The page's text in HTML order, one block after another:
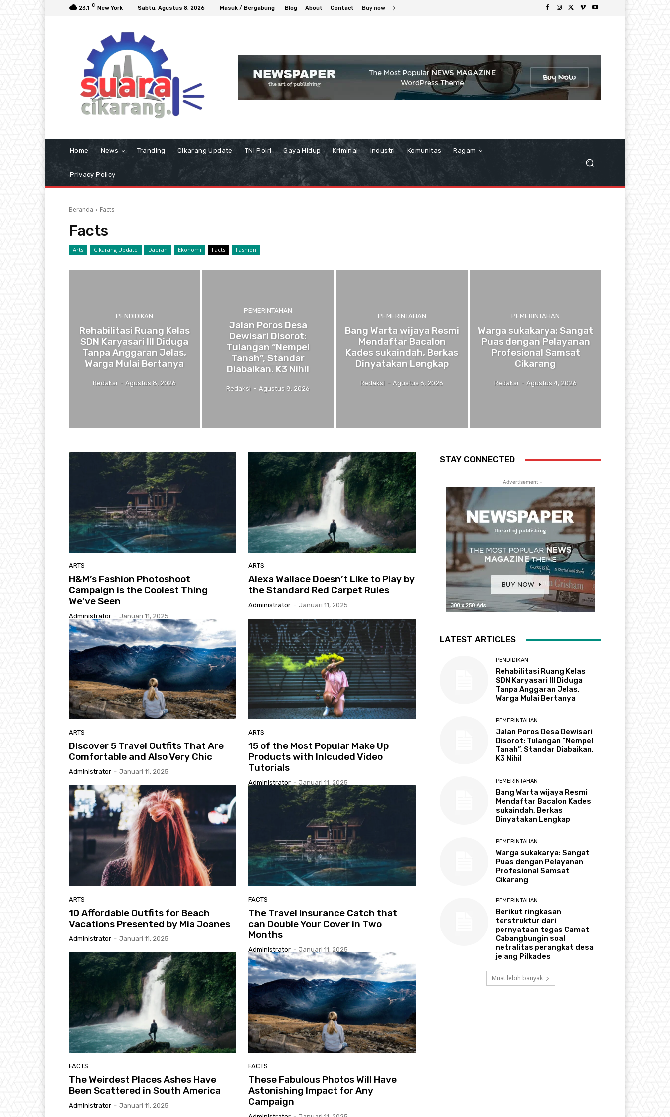
23.1 C New York Sabtu, Agustus 8, 2026 Masuk / Bergabung Blog About Contact Buy now
Home News Tranding Cikarang Update TNI Polri Gaya Hidup Kriminal Industri Komunitas Ragam
Privacy Policy
Beranda Facts
Facts
Arts Cikarang Update Daerah Ekonomi Facts Fashion
PENDIDIKAN
Rehabilitasi Ruang Kelas
SDN Karyasari III Diduga
Tanpa Anggaran Jelas,
Warga Mulai Bertanya
Redaksi - Agustus 8, 2026
PEMERINTAHAN
Jalan Poros Desa
Dewisari Disorot:
Tulangan “Nempel
Tanah”, Standar
Diabaikan, K3 Nihil
Redaksi - Agustus 8, 2026
PEMERINTAHAN
Bang Warta wijaya Resmi
Mendaftar Bacalon
Kades sukaindah, Berkas
Dinyatakan Lengkap
Redaksi - Agustus 6, 2026
PEMERINTAHAN
Warga sukakarya: Sangat
Puas dengan Pelayanan
Profesional Samsat
Cikarang
Redaksi - Agustus 4, 2026
ARTS
H&M’s Fashion Photoshoot
Campaign is the Coolest Thing
We’ve Seen
Administrator - Januari 11, 2025
ARTS
Alexa Wallace Doesn’t Like to Play by
the Standard Red Carpet Rules
Administrator - Januari 11, 2025
ARTS
Discover 5 Travel Outfits That Are
Comfortable and Also Very Chic
Administrator - Januari 11, 2025
ARTS
15 of the Most Popular Make Up
Products with Inlcuded Video
Tutorials
Administrator - Januari 11, 2025
ARTS
10 Affordable Outfits for Beach
Vacations Presented by Mia Joanes
Administrator - Januari 11, 2025
FACTS
The Travel Insurance Catch that
can Double Your Cover in Two
Months
Administrator - Januari 11, 2025
FACTS
The Weirdest Places Ashes Have
Been Scattered in South America
Administrator - Januari 11, 2025
FACTS
These Fabulous Photos Will Have
Astonishing Impact for Any
Campaign
STAY CONNECTED
- Advertisement -
LATEST ARTICLES
PENDIDIKAN
Rehabilitasi Ruang Kelas
SDN Karyasari III Diduga
Tanpa Anggaran Jelas,
Warga Mulai Bertanya
PEMERINTAHAN
Jalan Poros Desa Dewisari
Disorot: Tulangan “Nempel
Tanah”, Standar Diabaikan,
K3 Nihil
PEMERINTAHAN
Bang Warta wijaya Resmi
Mendaftar Bacalon Kades
sukaindah, Berkas
Dinyatakan Lengkap
PEMERINTAHAN
Warga sukakarya: Sangat
Puas dengan Pelayanan
Profesional Samsat
Cikarang
PEMERINTAHAN
Berikut ringkasan
terstruktur dari
pernyataan tegas Camat
Cabangbungin soal
netralitas perangkat desa
jelang Pilkades
Muat lebih banyak